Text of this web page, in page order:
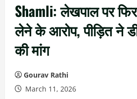
Shamli: लेखपाल पर
लेने के आरोप, पीड़ित ने
की मांग
Gourav Rathi
March 11, 2026